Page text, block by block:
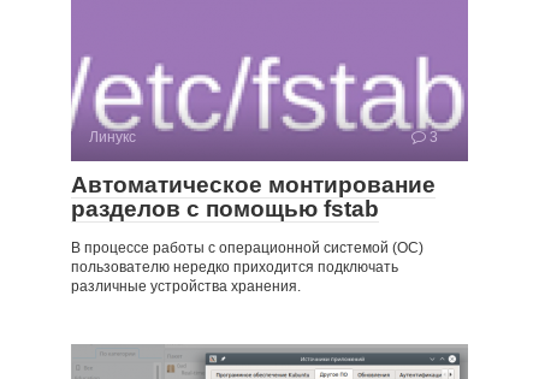
Линукс 3
Автоматическое монтирование
разделов с помощью fstab
В процессе работы с операционной системой (ОС)
пользователю нередко приходится подключать
различные устройства хранения.